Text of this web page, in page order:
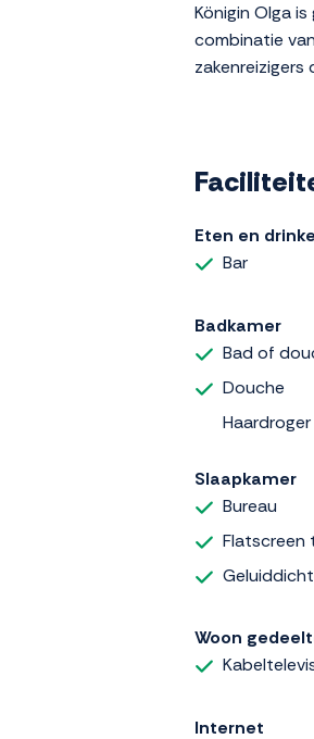
Königin Olga
combinatie
zakenreizigers
Eten en
Bar
Badkamer
Bad of
Douche
Haardroger
Slaapkamer
Bureau
Flatscreen
Woon
Internet